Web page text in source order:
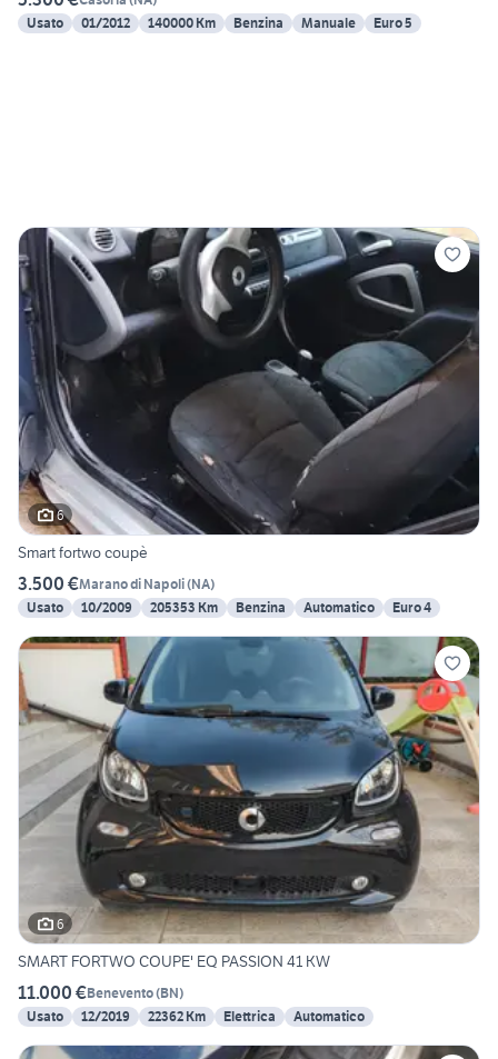
Usato
01/2012 140000 Km Benzina Manuale Euro 5
6
Smart fortwo coupè
3.500 €Marano di Napoli(NA)
Usato
10/2009 205353 Km Benzina Automatico Euro 4
6
SMART FORTWO COUPE' EQ PASSION 41 KW
11.000 €Benevento(BN)
Usato
12/2019 22362 Km Elettrica Automatico